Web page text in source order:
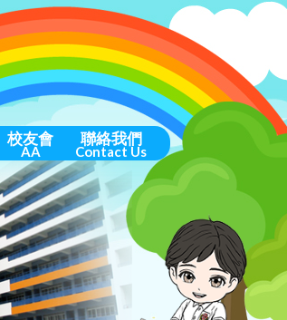
校友會
AA
聯絡我們
Contact Us